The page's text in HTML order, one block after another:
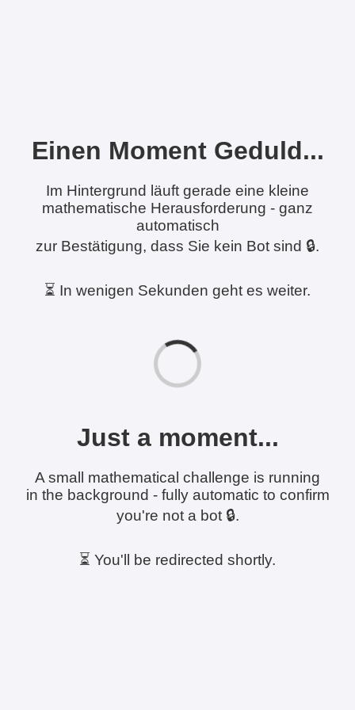
Einen Moment Geduld...
Im Hintergrund läuft gerade eine kleine
mathematische Herausforderung - ganz
automatisch
zur Bestätigung, dass Sie kein Bot sind 🔒.
⏳ In wenigen Sekunden geht es weiter.
Just a moment...
A small mathematical challenge is running
in the background - fully automatic to confirm
you're not a bot 🔒.
⏳ You'll be redirected shortly.